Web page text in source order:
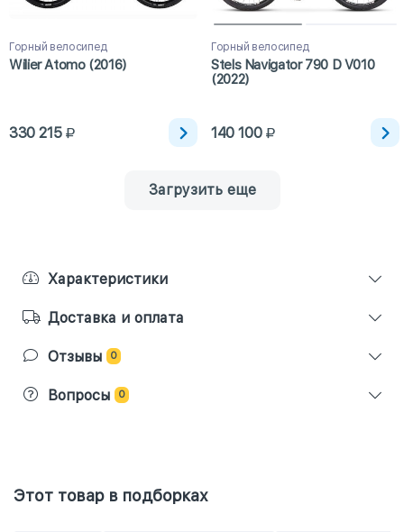
Горный велосипед
Wilier Atomo (2016)
330 215
Горный велосипед
Stels Navigator 790 D V010
(2022)
140 100
Загрузить еще
Характеристики
Доставка и оплата
Отзывы 0
Вопросы 0
Этот товар в подборках